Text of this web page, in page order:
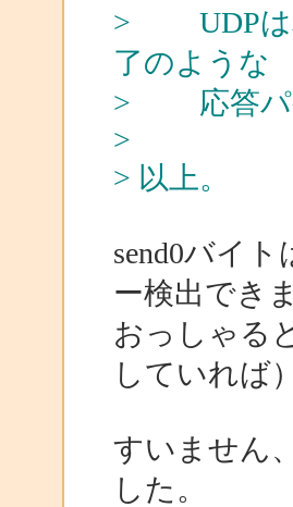
> UDPは相
了のような
> 応答パケ
>
> 以上。
send0バイ
ー検出でき
おっしゃる
していれば
すいません
した。